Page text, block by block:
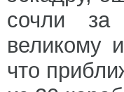
сочли за
великому
что